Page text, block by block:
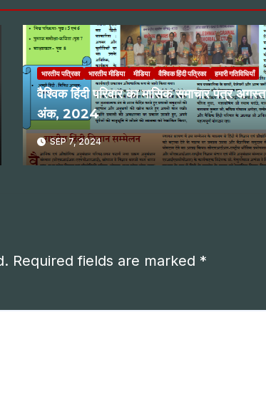
भारतीय पत्रिका भारतीय मीडिया मीडिया वैश्विक हिंदी पत्रिका हमारी गतिविधियाँ
वैश्विक हिंदी परिवार का मासिक समाचार पत्र अगस्त
अंक, 2024
SEP 7, 2024
Required fields are marked *